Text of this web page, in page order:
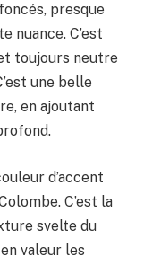
presque
nuance. C’est
toujours neutre
une belle
en ajoutant
d’accent
C’est la
svelte du
valeur les